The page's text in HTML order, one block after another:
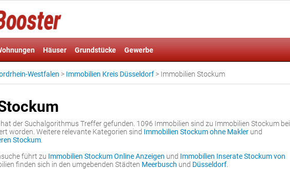
Häuser Grundstücke Gewerbe
Westfalen > Immobilien Kreis Düsseldorf > Immobilien Stockum
hat der Suchalgorithmus Treffer gefunden. 1096 Immobilien sind zu Immobilien Stockum bei
worden. Weitere relevante Kategorien sind Immobilien Stockum ohne Makler und
Stockum
führt zu Immobilien Stockum Online Anzeigen und Immobilien Inserate Stockum von
finden sich in den umgebenden Städten Meerbusch und Düsseldorf